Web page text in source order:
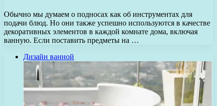
Обычно мы думаем о подносах как об инструментах для
подачи блюд. Но они также успешно используются в качестве
декоративных элементов в каждой комнате дома, включая
ванную. Если поставить предметы на …
Дизайн ванной